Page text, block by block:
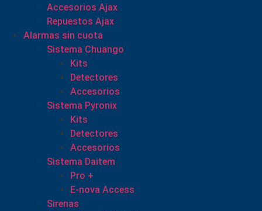
Accesorios Ajax
Repuestos Ajax
Alarmas sin cuota
Sistema Chuango
Kits
Detectores
Accesorios
Sistema Pyronix
Kits
Detectores
Accesorios
Sistema Daitem
Pro +
E-nova Access
Sirenas